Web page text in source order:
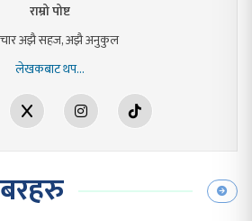
राम्रो पोष्ट
अझै सहज, अझै अनुकुल
लेखकबाट थप...